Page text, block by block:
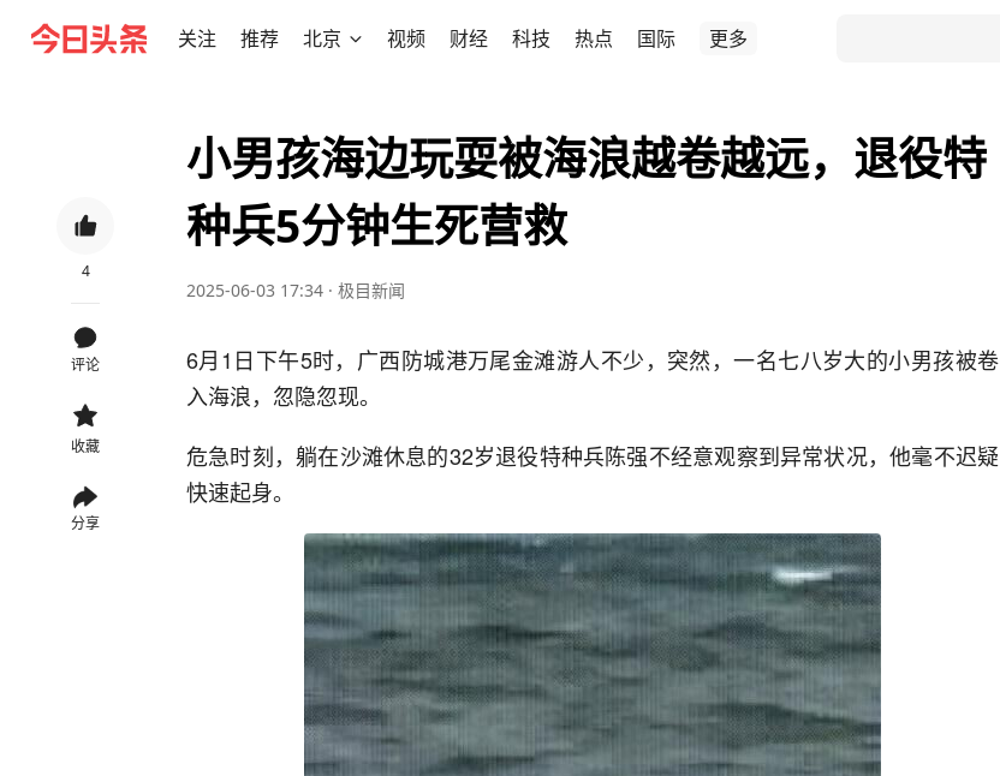
关注 推荐 北京 视频 财经 科技 热点 国际 更多
4
评论
收藏
分享
小男孩海边玩耍被海浪越卷越远，退役特
种兵5分钟生死营救
2025-06-03 17:34 · 极目新闻
6月1日下午5时，广西防城港万尾金滩游人不少，突然，一名七八岁大的小男孩被卷
入海浪，忽隐忽现。
危急时刻，躺在沙滩休息的32岁退役特种兵陈强不经意观察到异常状况，他毫不迟疑
快速起身。